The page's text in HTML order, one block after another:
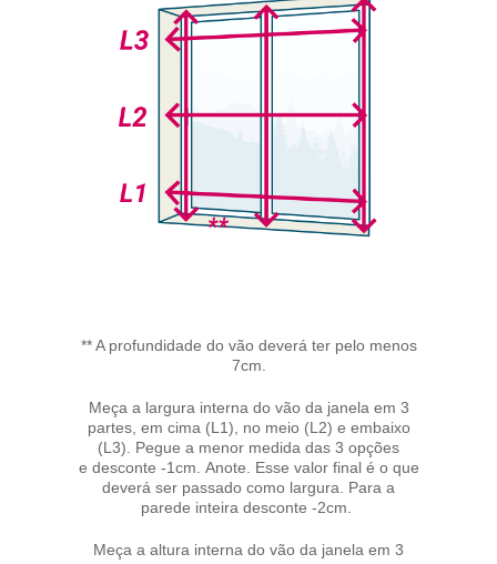
** A profundidade do vão deverá ter pelo menos
7cm.
Meça a largura interna do vão da janela em 3
partes, em cima (L1), no meio (L2) e embaixo
(L3). Pegue a menor medida das 3 opções
e desconte -1cm. Anote. Esse valor final é o que
deverá ser passado como largura. Para a
parede inteira desconte -2cm.
Meça a altura interna do vão da janela em 3